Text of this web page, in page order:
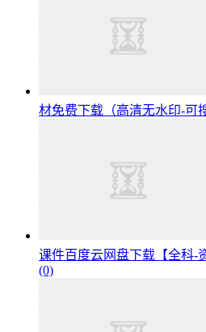
材免费下载（高清无水印-可
课件百度云网盘下载【全科-
(0)